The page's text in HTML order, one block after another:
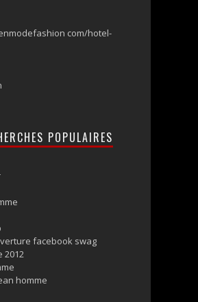
com/hotel-
POPULAIRES
facebook swag
2012
homme